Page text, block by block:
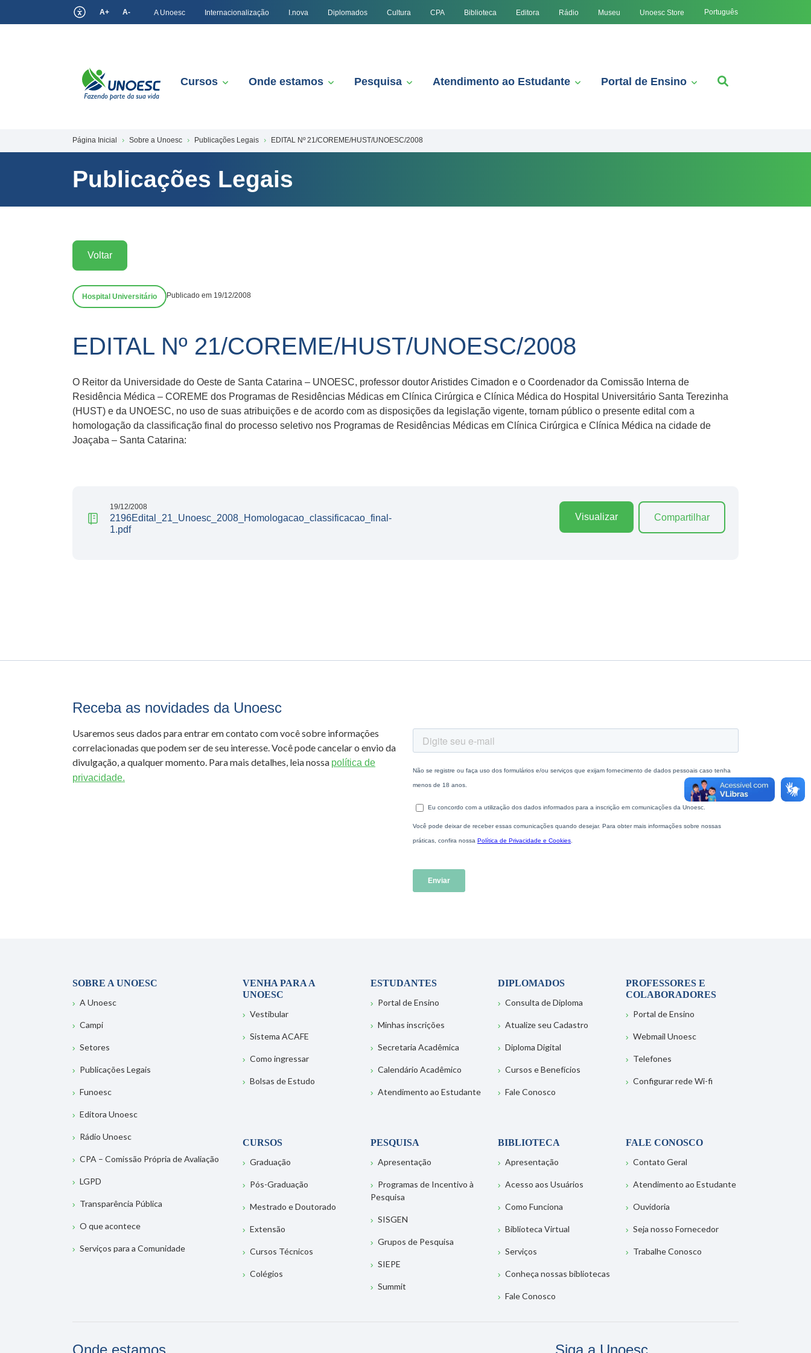
A+ A- A Unoesc Internacionalização I.nova Diplomados Cultura CPA Biblioteca Editora Rádio Museu Unoesc Store Português
Cursos Onde estamos Pesquisa Atendimento ao Estudante Portal de Ensino
Página Inicial Sobre a Unoesc Publicações Legais EDITAL Nº 21/COREME/HUST/UNOESC/2008
Publicações Legais
Voltar
Hospital Universitário Publicado em 19/12/2008
EDITAL Nº 21/COREME/HUST/UNOESC/2008
O Reitor da Universidade do Oeste de Santa Catarina – UNOESC, professor doutor Aristides Cimadon e o Coordenador da Comissão Interna de
Residência Médica – COREME dos Programas de Residências Médicas em Clínica Cirúrgica e Clínica Médica do Hospital Universitário Santa Terezinha
(HUST) e da UNOESC, no uso de suas atribuições e de acordo com as disposições da legislação vigente, tornam público o presente edital com a
homologação da classificação final do processo seletivo nos Programas de Residências Médicas em Clínica Cirúrgica e Clínica Médica na cidade de
Joaçaba – Santa Catarina:
19/12/2008
2196Edital_21_Unoesc_2008_Homologacao_classificacao_final-
1.pdf
Visualizar Compartilhar
Receba as novidades da Unoesc
Usaremos seus dados para entrar em contato com você sobre informações
correlacionadas que podem ser de seu interesse. Você pode cancelar o envio da
divulgação, a qualquer momento. Para mais detalhes, leia nossa política de
privacidade.
SOBRE A UNOESC
A Unoesc
Campi
Setores
Publicações Legais
Funoesc
Editora Unoesc
Rádio Unoesc
CPA – Comissão Própria de Avaliação
LGPD
Transparência Pública
O que acontece
Serviços para a Comunidade
VENHA PARA A
UNOESC
Vestibular
Sistema ACAFE
Como ingressar
Bolsas de Estudo
ESTUDANTES
Portal de Ensino
Minhas inscrições
Secretaria Acadêmica
Calendário Acadêmico
Atendimento ao Estudante
DIPLOMADOS
Consulta de Diploma
Atualize seu Cadastro
Diploma Digital
Cursos e Benefícios
Fale Conosco
PROFESSORES E
COLABORADORES
Portal de Ensino
Webmail Unoesc
Telefones
Configurar rede Wi-fi
CURSOS
Graduação
Pós-Graduação
Mestrado e Doutorado
Extensão
Cursos Técnicos
Colégios
PESQUISA
Apresentação
Programas de Incentivo à
Pesquisa
SISGEN
Grupos de Pesquisa
SIEPE
Summit
BIBLIOTECA
Apresentação
Acesso aos Usuários
Como Funciona
Biblioteca Virtual
Serviços
Conheça nossas bibliotecas
Fale Conosco
FALE CONOSCO
Contato Geral
Atendimento ao Estudante
Ouvidoria
Seja nosso Fornecedor
Trabalhe Conosco
Onde estamos Siga a Unoesc